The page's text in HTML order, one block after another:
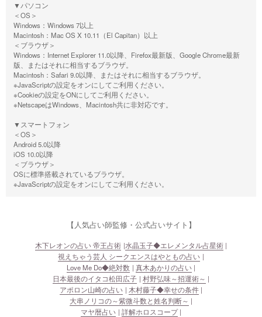
▼パソコン
＜OS＞
Windows：Windows 7以上
Macintosh：Mac OS X 10.11（El Capitan）以上
＜ブラウザ＞
Windows：Internet Explorer 11.0以降、Firefox最新版、Google Chrome最新
版、またはそれに相当するブラウザ。
Macintosh：Safari 9.0以降、またはそれに相当するブラウザ。
※JavaScriptの設定をオンにしてご利用ください。
※Cookieの設定をONにしてご利用ください。
※NetscapeはWindows、Macintosh共に非対応です。
▼スマートフォン
＜OS＞
Android 5.0以降
iOS 10.0以降
＜ブラウザ＞
OSに標準搭載されているブラウザ。
※JavaScriptの設定をオンにしてご利用ください。
【人気占い師監修・公式占いサイト】
木下レオンの占い 帝王占術 水晶玉子◆エレメンタル占星術
視えちゃう芸人 シークエンスはやともの占い
Love Me Do◆絶対数
真木あかりの占い
日本最後のイタコ松田広子
村野弘味～招運術～
アポロン山崎の占い
木村藤子◆幸せの条件
大串ノリコの～紫微斗数と姓名判断～
マヤ暦占い
詳解ホロスコープ